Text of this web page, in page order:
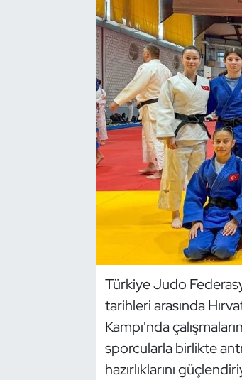
Türkiye Judo
tarihleri arasında
Kampı'nda
sporcularla birlikte
hazırlıklarını
Buz Pateni
Çim Hokeyi
Cimnastik
Dans Sporları